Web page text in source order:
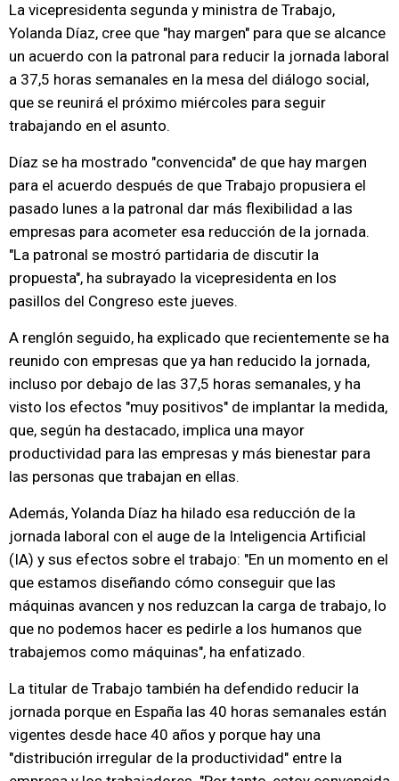
La vicepresidenta segunda y ministra de Trabajo,
Yolanda Díaz, cree que "hay margen" para que se alcance
un acuerdo con la patronal para reducir la jornada laboral
a 37,5 horas semanales en la mesa del diálogo social,
que se reunirá el próximo miércoles para seguir
trabajando en el asunto.
Díaz se ha mostrado "convencida" de que hay margen
para el acuerdo después de que Trabajo propusiera el
pasado lunes a la patronal dar más flexibilidad a las
empresas para acometer esa reducción de la jornada.
"La patronal se mostró partidaria de discutir la
propuesta", ha subrayado la vicepresidenta en los
pasillos del Congreso este jueves.
A renglón seguido, ha explicado que recientemente se ha
reunido con empresas que ya han reducido la jornada,
incluso por debajo de las 37,5 horas semanales, y ha
visto los efectos "muy positivos" de implantar la medida,
que, según ha destacado, implica una mayor
productividad para las empresas y más bienestar para
las personas que trabajan en ellas.
Además, Yolanda Díaz ha hilado esa reducción de la
jornada laboral con el auge de la Inteligencia Artificial
(IA) y sus efectos sobre el trabajo: "En un momento en el
que estamos diseñando cómo conseguir que las
máquinas avancen y nos reduzcan la carga de trabajo, lo
que no podemos hacer es pedirle a los humanos que
trabajemos como máquinas", ha enfatizado.
La titular de Trabajo también ha defendido reducir la
jornada porque en España las 40 horas semanales están
vigentes desde hace 40 años y porque hay una
"distribución irregular de la productividad" entre la